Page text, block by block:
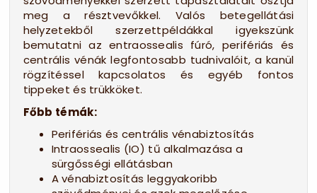
meg a résztvevőkkel. Valós betegellátási
helyzetekből szerzettpéldákkal igyekszünk
bemutatni az entraossealis fúró, perifériás és
centrális vénák legfontosabb tudnivalóit, a kanül
rögzítéssel kapcsolatos és egyéb fontos
tippeket és trükköket.
Főbb témák:
Perifériás és centrális vénabiztosítás
Intraossealis (IO) tű alkalmazása a
sürgősségi ellátásban
A vénabiztosítás leggyakoribb